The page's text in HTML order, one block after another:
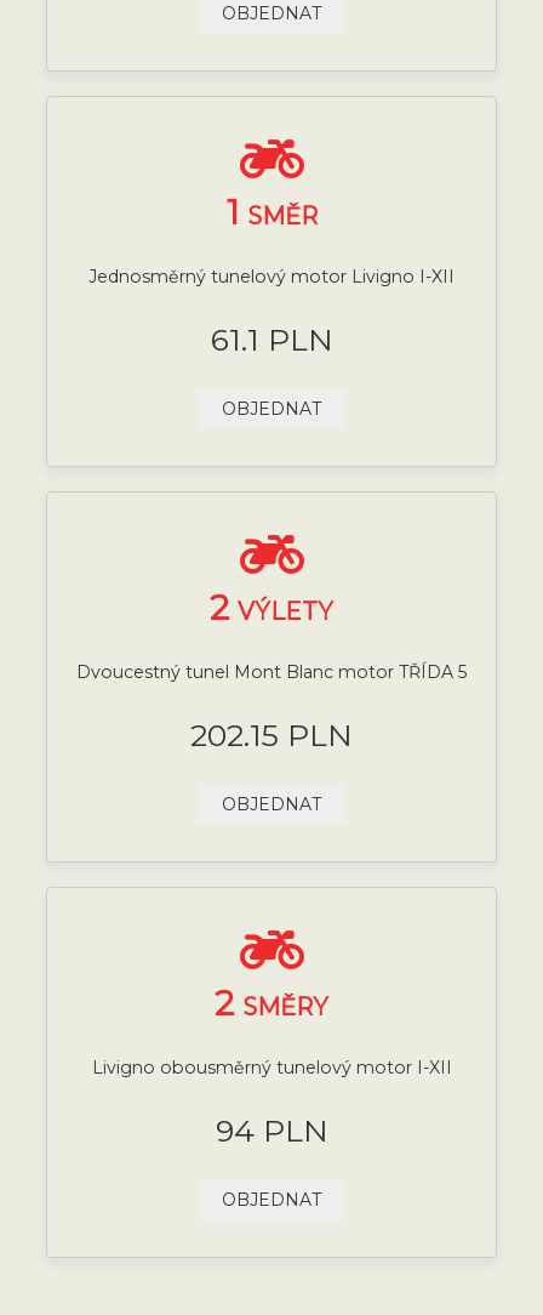
OBJEDNAT
1 SMĚR
Jednosměrný tunelový motor Livigno I-XII
61.1 PLN
OBJEDNAT
2 VÝLETY
Dvoucestný tunel Mont Blanc motor TŘÍDA 5
202.15 PLN
OBJEDNAT
2 SMĚRY
Livigno obousměrný tunelový motor I-XII
94 PLN
OBJEDNAT